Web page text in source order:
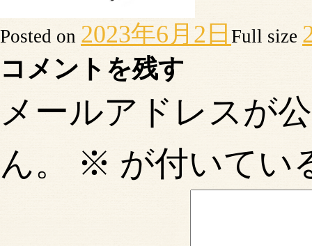
Posted on 2023年6月2日 Full size
コメントを残す
メールアドレスが
ん。
※ が付いてい